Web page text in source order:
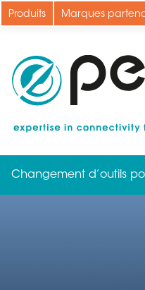
Aller
au
principal
Produits Marques
Changement d’outils